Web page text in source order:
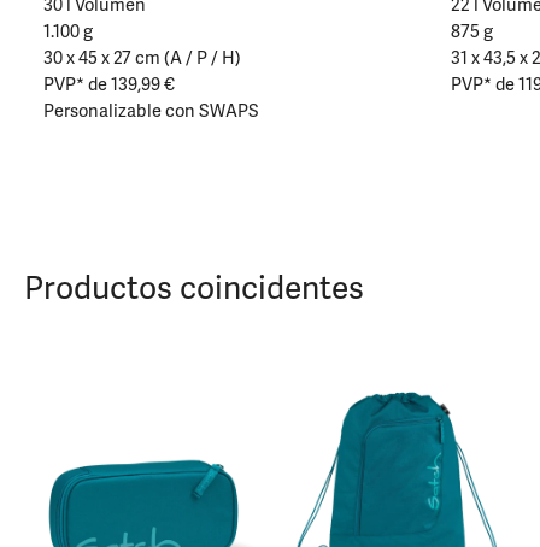
30 l Volumen
1.100 g
30 x 45 x 27 cm (A / P / H)
PVP* de 139,99 €
Personalizable con SWAPS
22 l
875 g
31 x 43,5 x
PVP* de
Productos coincidentes